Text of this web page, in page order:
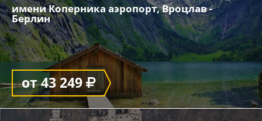
имени Коперника аэропорт, Вроцлав -
Берлин
от 43 249